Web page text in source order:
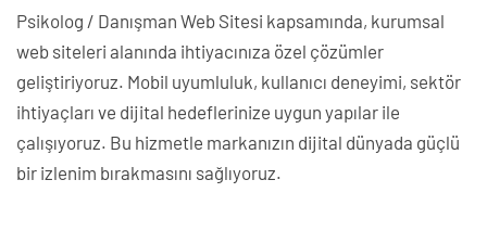
Psikolog / Danışman Web Sitesi kapsamında, kurumsal
web siteleri alanında ihtiyacınıza özel çözümler
geliştiriyoruz. Mobil uyumluluk, kullanıcı deneyimi, sektör
ihtiyaçları ve dijital hedeflerinize uygun yapılar ile
çalışıyoruz. Bu hizmetle markanızın dijital dünyada güçlü
bir izlenim bırakmasını sağlıyoruz.